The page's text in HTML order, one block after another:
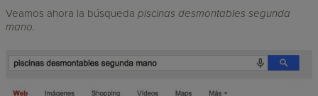
Veamos ahora la búsquedapiscinas desmontables segunda
mano.